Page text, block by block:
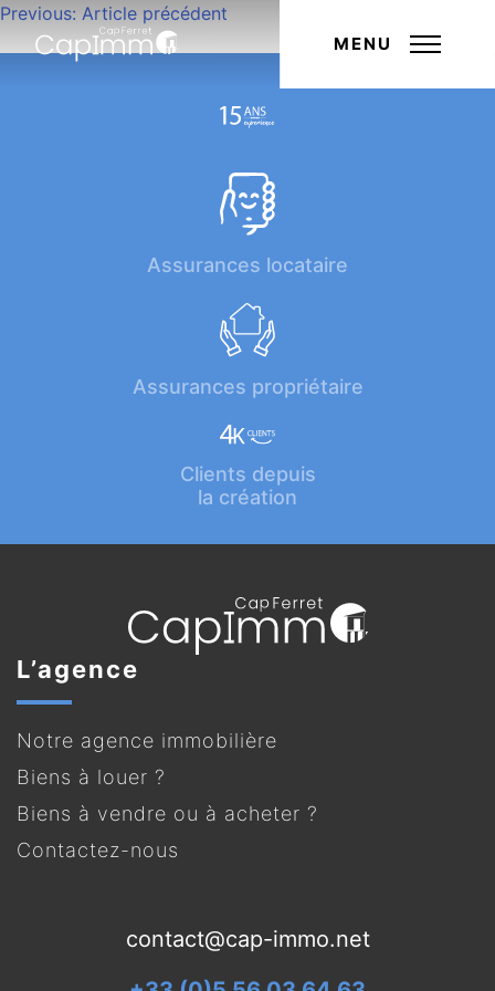
MENU
Navigation
de
Previous: Article précédent
Assurances locataire
Assurances propriétaire
Clients depuis
la création
L’agence
Notre agence immobilière
Biens à louer ?
Biens à vendre ou à acheter ?
Contactez-nous
contact@cap-immo.net